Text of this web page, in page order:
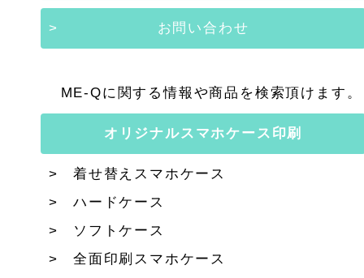
お問い合わせ
ME-Qに関する情報や商品を検索頂けます。
オリジナルスマホケース印刷
着せ替えスマホケース
ハードケース
ソフトケース
全面印刷スマホケース